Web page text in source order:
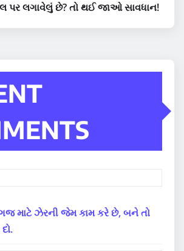
પર લગાવેલું છે? તો થઈ જાઓ સાવધાન!
માટે ઝેરની જેમ કામ કરે છે, બને તો